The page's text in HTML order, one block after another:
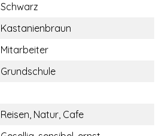
Schwarz
Kastanienbraun
Mitarbeiter
Grundschule
Reisen, Natur, Cafe